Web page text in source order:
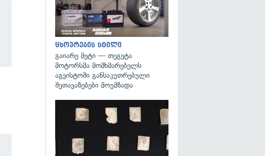
ცხოვრების სტილი
გაიარე მეტი — თეგეტა
მოტორსმა მომხმარებელს
აგვისტოში განსაკუთრებული
შეთავაზებები მოუმზადა